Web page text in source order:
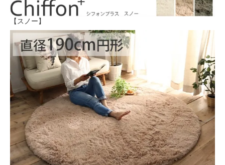
【スノー】